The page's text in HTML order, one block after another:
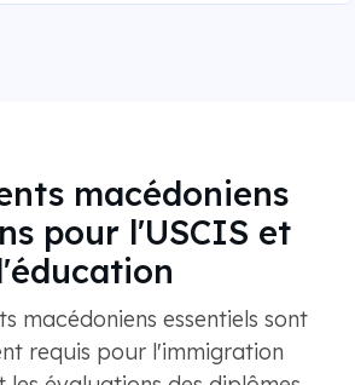
macédoniens
pour l'USCIS et
macédoniens essentiels sont
requis pour l'immigration